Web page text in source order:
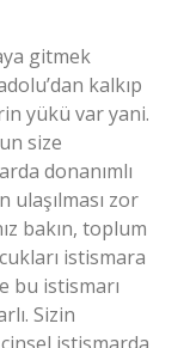
gitmek
kalkıp
yükü var yani.
size
donanımlı
ulaşılması zor
bakın, toplum
istismara
bu istismarı
Sizin